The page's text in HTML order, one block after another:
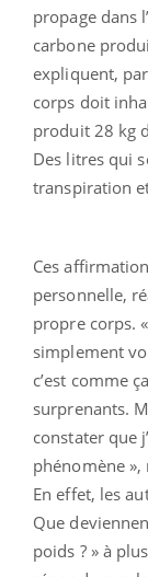
propage dans
carbone
expliquent,
corps doit
produit 28 kg
Des litres qui
transpiration
Ces
personnelle,
propre corps.
simplement
c’est comme
surprenants.
constater que
phénomène
En effet, les
Que
poids ? » à